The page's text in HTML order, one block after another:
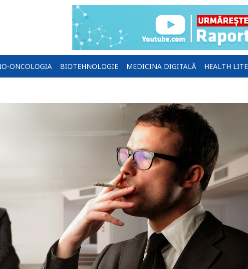
ONCOLOGIA BIOTEHNOLOGIE MEDICINA DIGITALĂ HEALTH